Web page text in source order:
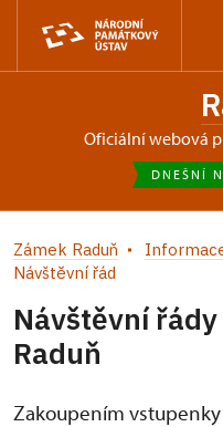
oficiální webová
DNEŠNÍ
Zámek Raduň
Návštěvní řád
Návštěvní
Raduň
Zakoupením